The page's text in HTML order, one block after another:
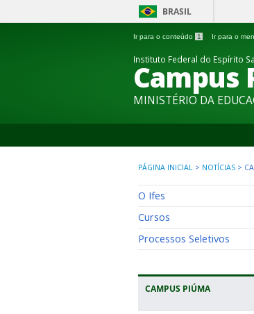
BRASIL
Ir para o conteúdo 1 Ir para o
Instituto Federal do Espírito
Campus
MINISTÉRIO DA
PÁGINA INICIAL > NOTÍCIAS >
O Ifes
Cursos
Processos Seletivos
CAMPUS PIÚMA